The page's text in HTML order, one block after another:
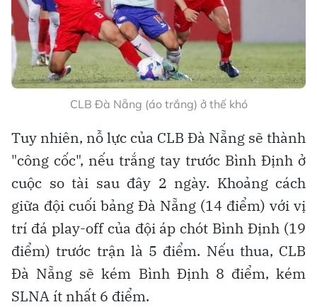
CLB Đà Nẵng (áo trắng) ở thế khó
Tuy nhiên, nỗ lực của CLB Đà Nẵng sẽ thành
"công cốc", nếu trắng tay trước Bình Định ở
cuộc so tài sau đây 2 ngày. Khoảng cách
giữa đội cuối bảng Đà Nẵng (14 điểm) với vị
trí đá play-off của đội áp chót Bình Định (19
điểm) trước trận là 5 điểm. Nếu thua, CLB
Đà Nẵng sẽ kém Bình Định 8 điểm, kém
SLNA ít nhất 6 điểm.